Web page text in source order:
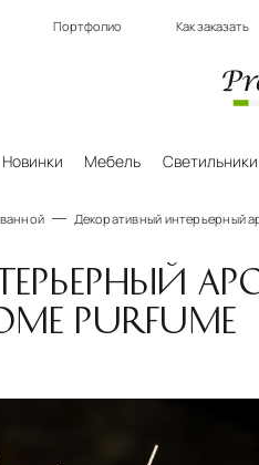
Портфолио Как заказать
Новинки Мебель Светильники
Декоративный интерьерный
PURFUME